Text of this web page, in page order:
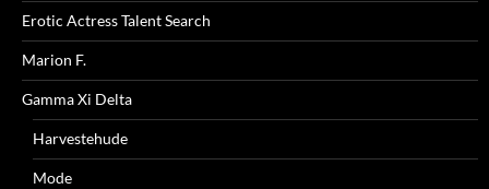
Erotic Actress Talent Search
Marion F.
Gamma Xi Delta
Harvestehude
Mode